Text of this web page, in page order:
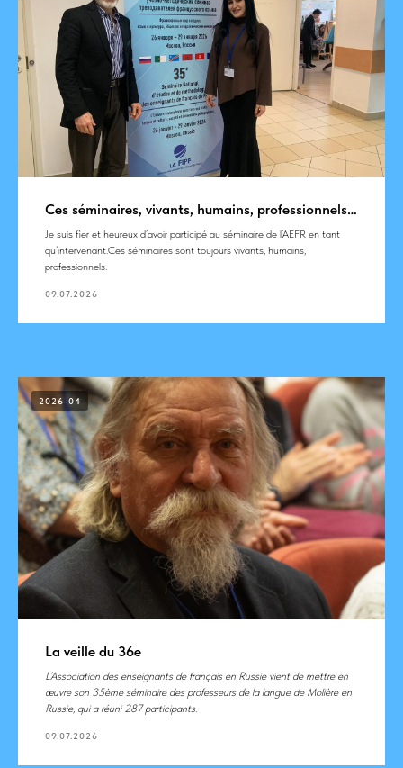
Ces séminaires, vivants, humains, professionnels…
Je suis fier et heureux d’avoir participé au séminaire de l’AEFR en tant
qu’intervenant.Ces séminaires sont toujours vivants, humains,
professionnels.
09.07.2026
2026-04
La veille du 36e
L’Association des enseignants de français en Russie vient de mettre en
œuvre son 35ème séminaire des professeurs de la langue de Molière en
Russie, qui a réuni 287 participants.
09.07.2026